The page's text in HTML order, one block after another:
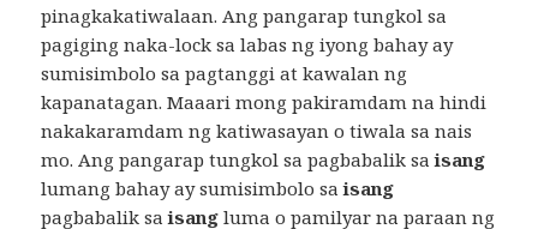
pinagkakatiwalaan. Ang pangarap tungkol sa
pagiging naka-lock sa labas ng iyong bahay ay
sumisimbolo sa pagtanggi at kawalan ng
kapanatagan. Maaari mong pakiramdam na hindi
nakakaramdam ng katiwasayan o tiwala sa nais
mo. Ang pangarap tungkol sa pagbabalik saisang
lumang bahay ay sumisimbolo saisang
pagbabalik saisang luma o pamilyar na paraan ng